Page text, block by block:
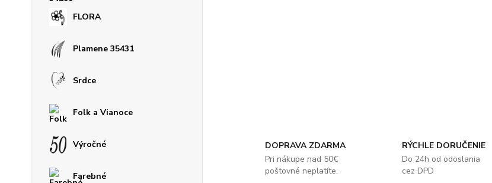
FLORA
Plamene 35431
Srdce
Folk a Vianoce
Výročné
Farebné
DOPRAVA ZDARMA
Pri nákupe nad 50€
poštovné neplatíte.
RÝCHLE DORUČENIE
Do 24h od odoslania
cez DPD